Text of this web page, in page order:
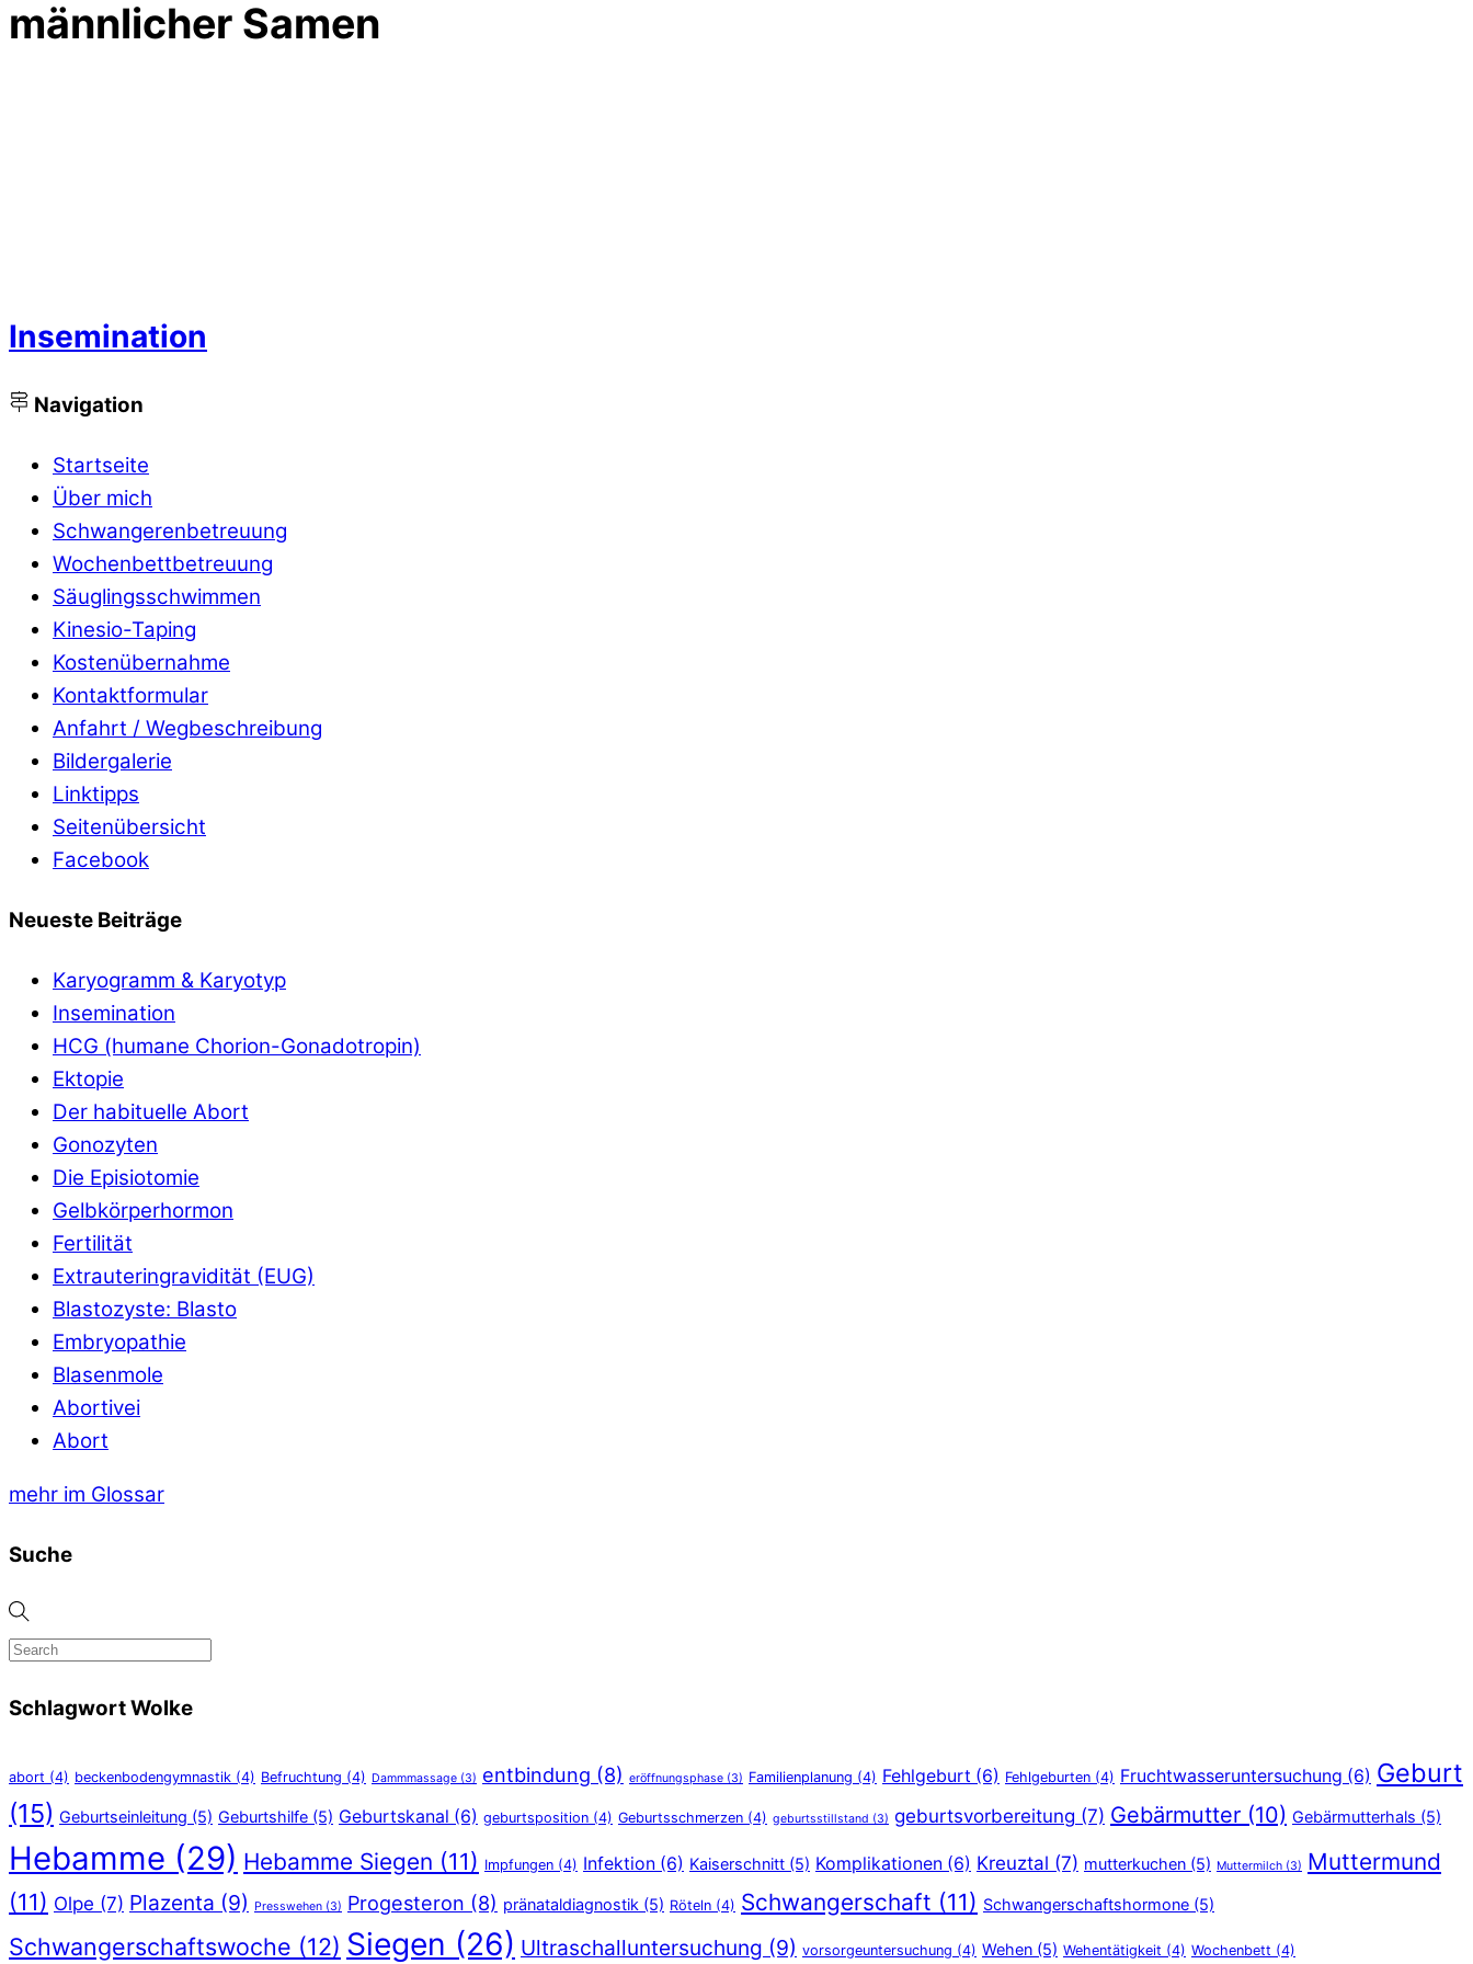
männlicher Samen
Insemination
Navigation
Startseite
Über mich
Schwangerenbetreuung
Wochenbettbetreuung
Säuglingsschwimmen
Kinesio-Taping
Kostenübernahme
Kontaktformular
Anfahrt / Wegbeschreibung
Bildergalerie
Linktipps
Seitenübersicht
Facebook
Neueste Beiträge
Karyogramm & Karyotyp
Insemination
HCG (humane Chorion-Gonadotropin)
Ektopie
Der habituelle Abort
Gonozyten
Die Episiotomie
Gelbkörperhormon
Fertilität
Extrauteringravidität (EUG)
Blastozyste: Blasto
Embryopathie
Blasenmole
Abortivei
Abort
mehr im Glossar
Suche
Schlagwort Wolke
abort (4) beckenbodengymnastik (4) Befruchtung (4) Dammmassage (3) entbindung (8) eröffnungsphase (3) Familienplanung (4) Fehlgeburt (6) Fehlgeburten (4) Fruchtwasseruntersuchung (6) Geburt
(15) Geburtseinleitung (5) Geburtshilfe (5) Geburtskanal (6) geburtsposition (4) Geburtsschmerzen (4) geburtsstillstand (3) geburtsvorbereitung (7) Gebärmutter (10) Gebärmutterhals (5)
Hebamme (29) Hebamme Siegen (11) Impfungen (4) Infektion (6) Kaiserschnitt (5) Komplikationen (6) Kreuztal (7) mutterkuchen (5) Muttermilch (3) Muttermund
(11) Olpe (7) Plazenta (9) Presswehen (3) Progesteron (8) pränataldiagnostik (5) Röteln (4) Schwangerschaft (11) Schwangerschaftshormone (5)
Schwangerschaftswoche (12) Siegen (26) Ultraschalluntersuchung (9) vorsorgeuntersuchung (4) Wehen (5) Wehentätigkeit (4) Wochenbett (4)